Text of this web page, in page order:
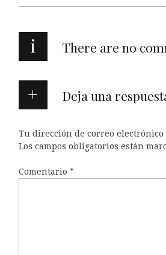
i There are no
Deja una
Tu dirección de correo
Los campos obligatorios están
Comentario *